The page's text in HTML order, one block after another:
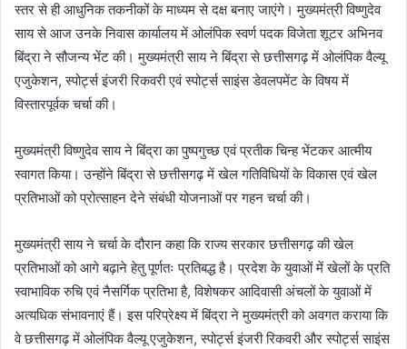
स्तर से ही आधुनिक तकनीकों के माध्यम से दक्ष बनाए जाएंगे। मुख्यमंत्री विष्णुदेव
साय से आज उनके निवास कार्यालय में ओलंपिक स्वर्ण पदक विजेता शूटर अभिनव
बिंद्रा ने सौजन्य भेंट की। मुख्यमंत्री साय ने बिंद्रा से छत्तीसगढ़ में ओलंपिक वैल्यू
एजुकेशन, स्पोर्ट्स इंजरी रिकवरी एवं स्पोर्ट्स साइंस डेवलपमेंट के विषय में
विस्तारपूर्वक चर्चा की।
मुख्यमंत्री विष्णुदेव साय ने बिंद्रा का पुष्पगुच्छ एवं प्रतीक चिन्ह भेंटकर आत्मीय
स्वागत किया। उन्होंने बिंद्रा से छत्तीसगढ़ में खेल गतिविधियों के विकास एवं खेल
प्रतिभाओं को प्रोत्साहन देने संबंधी योजनाओं पर गहन चर्चा की।
मुख्यमंत्री साय ने चर्चा के दौरान कहा कि राज्य सरकार छत्तीसगढ़ की खेल
प्रतिभाओं को आगे बढ़ाने हेतु पूर्णतः प्रतिबद्ध है। प्रदेश के युवाओं में खेलों के प्रति
स्वाभाविक रुचि एवं नैसर्गिक प्रतिभा है, विशेषकर आदिवासी अंचलों के युवाओं में
अत्यधिक संभावनाएं हैं। इस परिप्रेक्ष्य में बिंद्रा ने मुख्यमंत्री को अवगत कराया कि
वे छत्तीसगढ़ में ओलंपिक वैल्यू एजुकेशन, स्पोर्ट्स इंजरी रिकवरी और स्पोर्ट्स साइंस